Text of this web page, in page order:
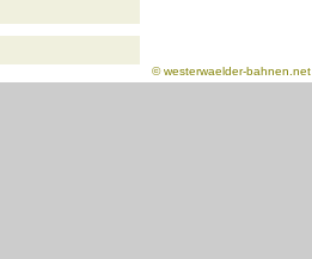
©westerwaelder-bahnen.net